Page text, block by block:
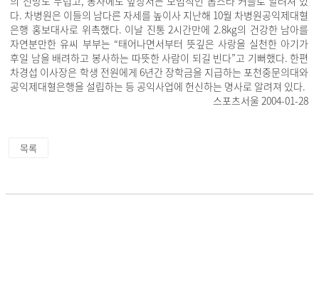
다. 차병원은 이들의 남다른 자세를 높이사 지난해 10월 차병원공익제대혈
은행 홍보대사로 위촉했다. 이날 진통 2시간만에 2.8kg의 건강한 남아를
자연분만한 유씨 부부는 “태어나면서부터 뜻깊은 사랑을 실천한 아기가
후일 남을 배려하고 봉사하는 따뜻한 사람이 되길 빈다”고 기뻐했다. 한편
차경섭 이사장은 학생 전원에게 6년간 장학금을 지급하는 포천중문의대와
공익제대혈은행을 설립하는 등 공익사업에 헌신하는 명사로 알려져 있다.
스포츠서울 2004-01-28
목록